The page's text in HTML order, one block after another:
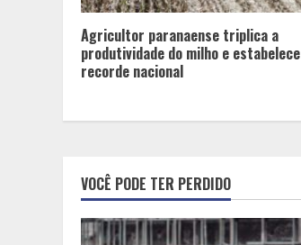
Agricultor paranaense triplica a
produtividade do milho e estabelece
recorde nacional
VOCÊ PODE TER PERDIDO